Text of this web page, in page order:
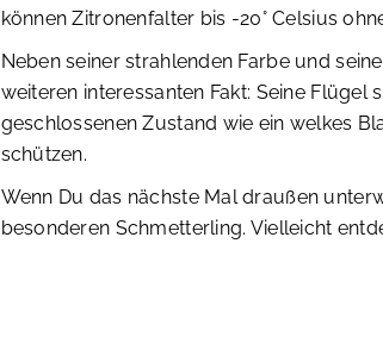
können Zitronenfalter bis -20° Celsius
Neben seiner strahlenden Farbe und
weiteren interessanten Fakt: Seine
geschlossenen Zustand wie ein welkes
schützen.
Wenn Du das nächste Mal draußen
besonderen Schmetterling. Vielleicht